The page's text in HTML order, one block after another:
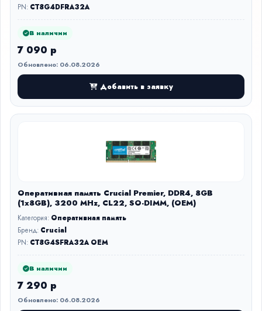
PN: CT8G4DFRA32A
В наличии
7 090 р
Обновлено: 06.08.2026
Добавить в заявку
Оперативная память Crucial Premier, DDR4, 8GB
(1x8GB), 3200 MHz, CL22, SO-DIMM, (OEM)
Категория: Оперативная память
Бренд: Crucial
PN: CT8G4SFRA32A OEM
В наличии
7 290 р
Обновлено: 06.08.2026